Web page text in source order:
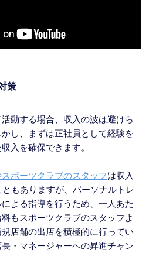
策
動する場合、収入の波は避けら
し、まずは正社員として経験を
入を確保できます。
ポーツクラブのスタッフは収入
もありますが、パーソナルトレ
よる指導を行うため、一人あた
もスポーツクラブのスタッフよ
店舗の出店を積極的に行ってい
・マネージャーへの昇進チャン